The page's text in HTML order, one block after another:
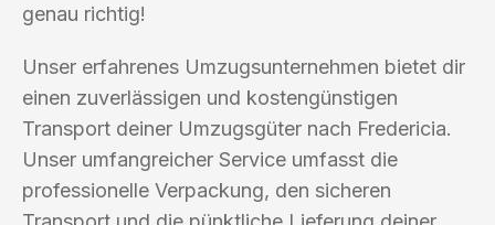
genau richtig!
Unser erfahrenes Umzugsunternehmen bietet dir
einen zuverlässigen und kostengünstigen
Transport deiner Umzugsgüter nach Fredericia.
Unser umfangreicher Service umfasst die
professionelle Verpackung, den sicheren